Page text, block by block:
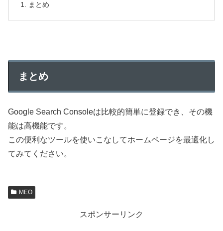
まとめ
まとめ
Google Search Consoleは比較的簡単に登録でき、その機
能は高機能です。
この便利なツールを使いこなしてホームページを最適化し
てみてください。
MEO
スポンサーリンク